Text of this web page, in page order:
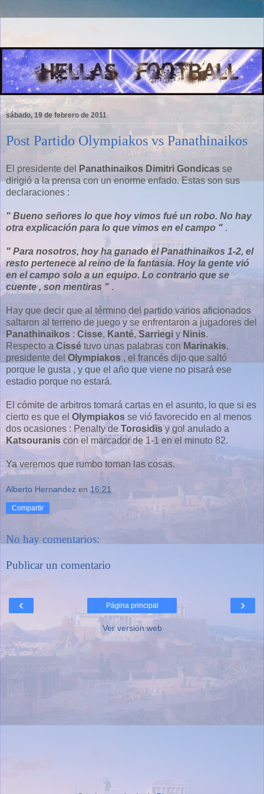
sábado, 19 de febrero de 2011
Post Partido Olympiakos vs Panathinaikos
El presidente del Panathinaikos Dimitri Gondicas se
dirigió a la prensa con un enorme enfado. Estas son sus
declaraciones :
" Bueno señores lo que hoy vimos fué un robo. No hay
otra explicación para lo que vimos en el campo " .
" Para nosotros, hoy ha ganado el Panathinaikos 1-2, el
resto pertenece al reino de la fantasia. Hoy la gente vió
en el campo solo a un equipo. Lo contrario que se
cuente , son mentiras " .
Hay que decir que al término del partido varios aficionados
saltaron al terreno de juego y se enfrentaron a jugadores del
Panathinaikos : Cisse, Kanté, Sarriegi y Ninis.
Respecto a Cissé tuvo unas palabras con Marinakis,
presidente del Olympiakos , el francés dijo que saltó
porque le gusta , y que el año que viene no pisará ese
estadio porque no estará.
El cómite de arbitros tomará cartas en el asunto, lo que si es
cierto es que el Olympiakos se vió favorecido en al menos
dos ocasiones : Penalty deTorosidisy gol anulado a
Katsouranis con el marcador de 1-1 en el minuto 82.
Ya veremos que rumbo toman las cosas.
Alberto Hernandez en 16:21
Compartir
No hay comentarios:
Publicar un comentario
‹ ›
Página principal
Ver versión web